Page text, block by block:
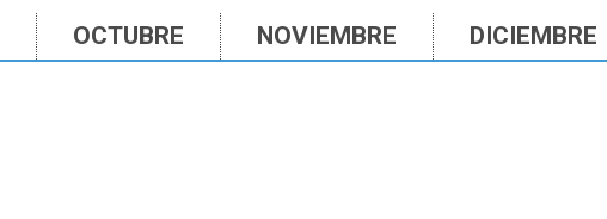
OCTUBRE NOVIEMBRE DICIEMBRE